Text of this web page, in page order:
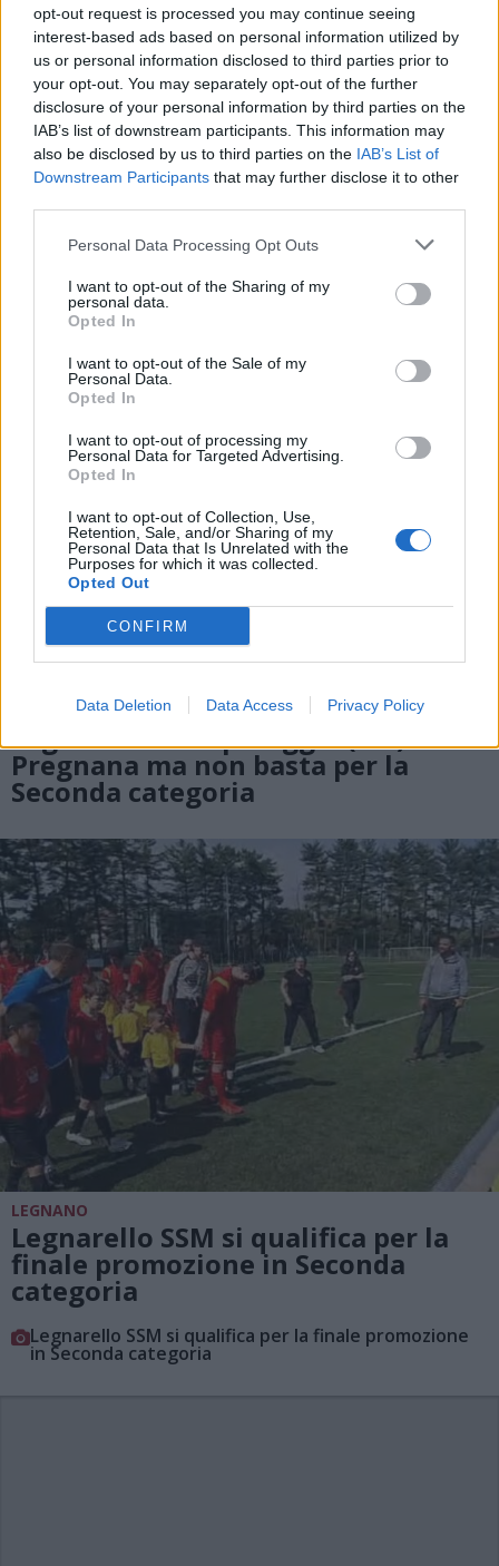
opt-out request is processed you may continue seeing
interest-based ads based on personal information utilized by
us or personal information disclosed to third parties prior to
your opt-out. You may separately opt-out of the further
disclosure of your personal information by third parties on the
IAB’s list of downstream participants. This information may
also be disclosed by us to third parties on the IAB’s List of
Downstream Participants that may further disclose it to other
Personal Data Processing Opt Outs
I want to opt-out of the Sharing of my
personal data.
Opted In
I want to opt-out of the Sale of my
Personal Data.
Opted In
I want to opt-out of processing my
Personal Data for Targeted Advertising.
Opted In
I want to opt-out of Collection, Use,
Retention, Sale, and/or Sharing of my
Personal Data that Is Unrelated with the
Purposes for which it was collected.
Opted Out
CONFIRM
Data Deletion Data Access Privacy Policy
CALCIO
Legnarello SSM calcio, pronti per la
stagione in seconda categoria
LEGNANO
Legnarello SSM pareggia (1-1) a
Pregnana ma non basta per la
Seconda categoria
LEGNANO
Legnarello SSM si qualifica per la
finale promozione in Seconda
categoria
Legnarello SSM si qualifica per la finale promozione
in Seconda categoria